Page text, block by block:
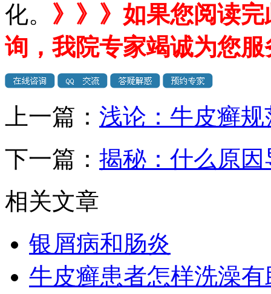
化。 》》》如果您阅读
询，我院专家竭诚为您
上一篇： 浅论：牛皮癣
下一篇： 揭秘：什么原
相关文章
银屑病和肠炎
牛皮癣患者怎样洗澡